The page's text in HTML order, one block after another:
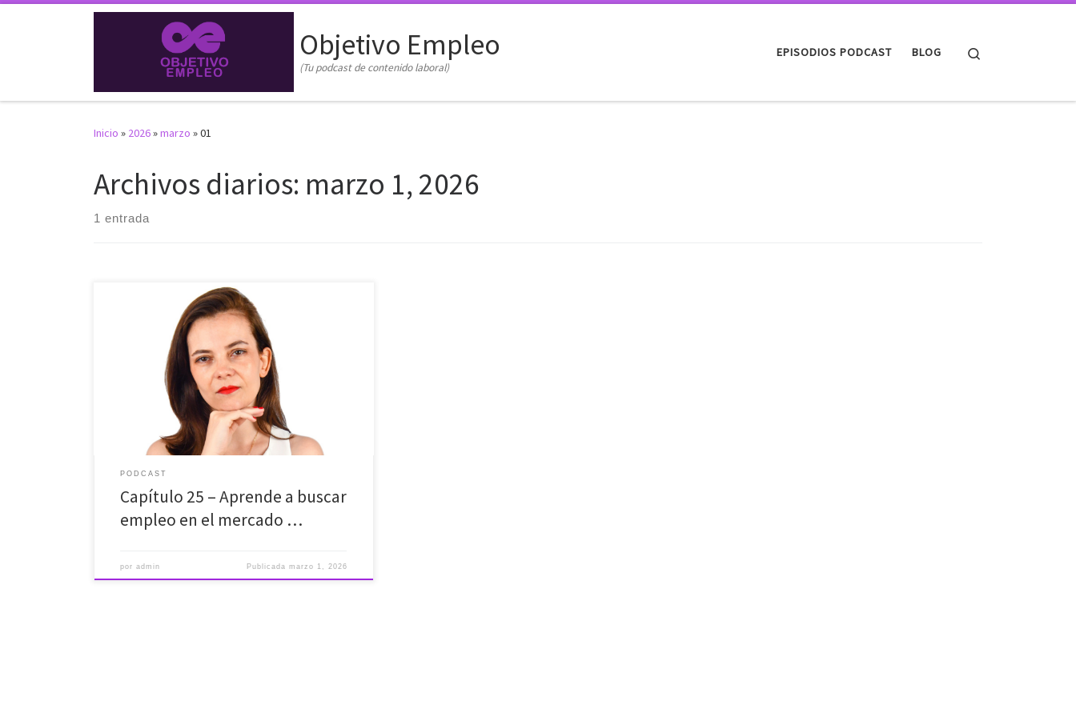
Objetivo Empleo
(Tu podcast de contenido laboral)
EPISODIOS PODCAST BLOG
Inicio » 2026»marzo »01
Archivos diarios: marzo 1, 2026
1 entrada
¿Llevas meses enviando currículums a portales de
empleo y solo recibes silencio? ¿Sientes que los
algoritmos te descartan antes de que un ser humano
lea tu nombre? Te voy a dar un dato que cambiará tu
estrategia: El 80% de las vacantes en España nunca
llegan a publicarse en internet. Si […]
PODCAST
Capítulo 25 – Aprende a buscar
empleo en el mercado …
poradmin Publicada marzo 1, 2026